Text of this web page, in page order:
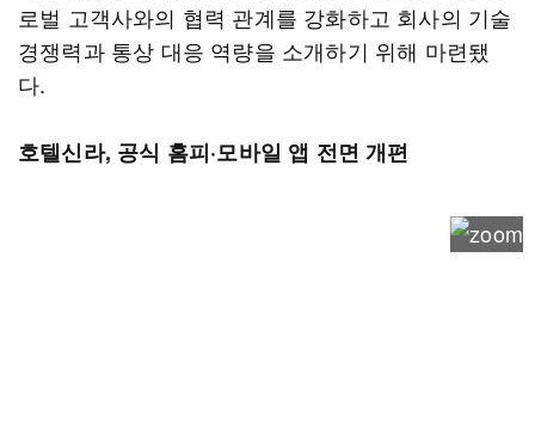
로벌 고객사와의 협력 관계를 강화하고 회사의 기술
경쟁력과 통상 대응 역량을 소개하기 위해 마련됐
다.
호텔신라, 공식 홈피·모바일 앱 전면 개편